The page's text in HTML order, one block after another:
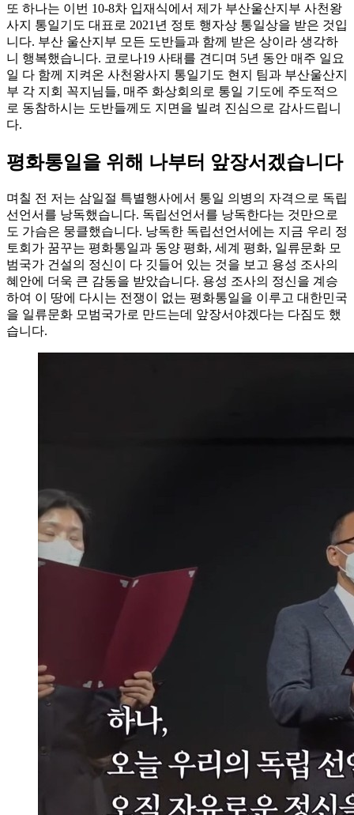
또 하나는 이번 10-8차 입재식에서 제가 부산울산지부 사천왕
사지 통일기도 대표로 2021년 정토 행자상 통일상을 받은 것입
니다. 부산 울산지부 모든 도반들과 함께 받은 상이라 생각하
니 행복했습니다. 코로나19 사태를 견디며 5년 동안 매주 일요
일 다 함께 지켜온 사천왕사지 통일기도 현지 팀과 부산울산지
부 각 지회 꼭지님들, 매주 화상회의로 통일 기도에 주도적으
로 동참하시는 도반들께도 지면을 빌려 진심으로 감사드립니
다.
평화통일을 위해 나부터 앞장서겠습니다
며칠 전 저는 삼일절 특별행사에서 통일 의병의 자격으로 독립
선언서를 낭독했습니다. 독립선언서를 낭독한다는 것만으로
도 가슴은 뭉클했습니다. 낭독한 독립선언서에는 지금 우리 정
토회가 꿈꾸는 평화통일과 동양 평화, 세계 평화, 일류문화 모
범국가 건설의 정신이 다 깃들어 있는 것을 보고 용성 조사의
혜안에 더욱 큰 감동을 받았습니다. 용성 조사의 정신을 계승
하여 이 땅에 다시는 전쟁이 없는 평화통일을 이루고 대한민국
을 일류문화 모범국가로 만드는데 앞장서야겠다는 다짐도 했
습니다.